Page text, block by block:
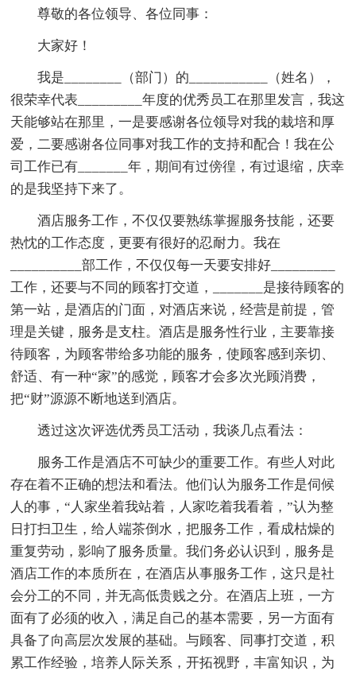
尊敬的各位领导、各位同事：
大家好！
我是________（部门）的___________（姓名），
很荣幸代表_________年度的优秀员工在那里发言，我这
天能够站在那里，一是要感谢各位领导对我的栽培和厚
爱，二要感谢各位同事对我工作的支持和配合！我在公
司工作已有_______年，期间有过傍徨，有过退缩，庆幸
的是我坚持下来了。
酒店服务工作，不仅仅要熟练掌握服务技能，还要
热忱的工作态度，更要有很好的忍耐力。我在
__________部工作，不仅仅每一天要安排好_________
工作，还要与不同的顾客打交道，_______是接待顾客的
第一站，是酒店的门面，对酒店来说，经营是前提，管
理是关键，服务是支柱。酒店是服务性行业，主要靠接
待顾客，为顾客带给多功能的服务，使顾客感到亲切、
舒适、有一种“家”的感觉，顾客才会多次光顾消费，
把“财”源源不断地送到酒店。
透过这次评选优秀员工活动，我谈几点看法：
服务工作是酒店不可缺少的重要工作。有些人对此
存在着不正确的想法和看法。他们认为服务工作是伺候
人的事，“人家坐着我站着，人家吃着我看着，”认为整
日打扫卫生，给人端茶倒水，把服务工作，看成枯燥的
重复劳动，影响了服务质量。我们务必认识到，服务是
酒店工作的本质所在，在酒店从事服务工作，这只是社
会分工的不同，并无高低贵贱之分。在酒店上班，一方
面有了必须的收入，满足自己的基本需要，另一方面有
具备了向高层次发展的基础。与顾客、同事打交道，积
累工作经验，培养人际关系，开拓视野，丰富知识，为